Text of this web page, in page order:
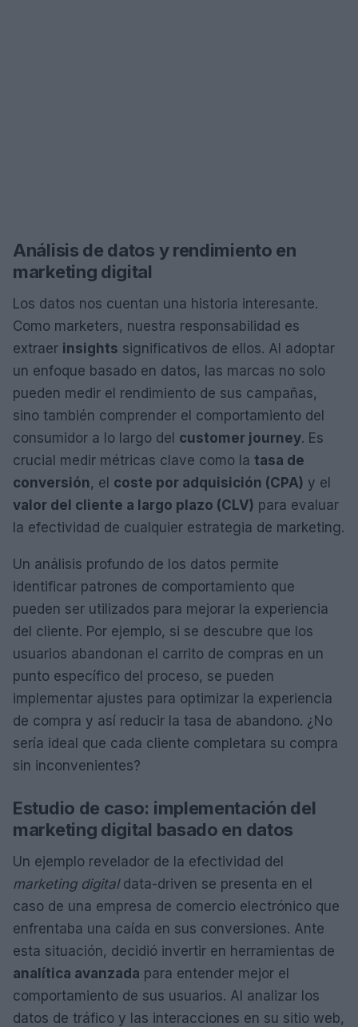
Análisis de datos y rendimiento en
marketing digital
Los datos nos cuentan una historia interesante.
Como marketers, nuestra responsabilidad es
extraer insights significativos de ellos. Al adoptar
un enfoque basado en datos, las marcas no solo
pueden medir el rendimiento de sus campañas,
sino también comprender el comportamiento del
consumidor a lo largo del customer journey. Es
crucial medir métricas clave como la tasa de
conversión, el coste por adquisición (CPA) y el
valor del cliente a largo plazo (CLV) para evaluar
la efectividad de cualquier estrategia de marketing.
Un análisis profundo de los datos permite
identificar patrones de comportamiento que
pueden ser utilizados para mejorar la experiencia
del cliente. Por ejemplo, si se descubre que los
usuarios abandonan el carrito de compras en un
punto específico del proceso, se pueden
implementar ajustes para optimizar la experiencia
de compra y así reducir la tasa de abandono. ¿No
sería ideal que cada cliente completara su compra
sin inconvenientes?
Estudio de caso: implementación del
marketing digital basado en datos
Un ejemplo revelador de la efectividad del
marketing digitaldata-driven se presenta en el
caso de una empresa de comercio electrónico que
enfrentaba una caída en sus conversiones. Ante
esta situación, decidió invertir en herramientas de
analítica avanzada para entender mejor el
comportamiento de sus usuarios. Al analizar los
datos de tráfico y las interacciones en su sitio web,